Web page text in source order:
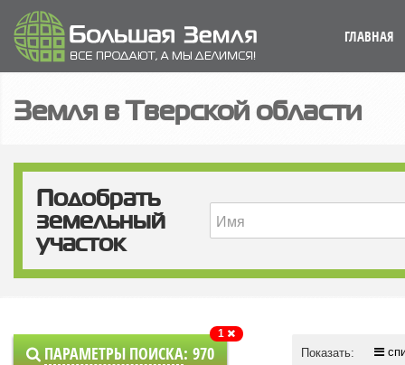
ГЛАВНАЯ
Земля в Тверской области
Подобрать
земельный
участок
ПАРАМЕТРЫ ПОИСКА: 970
1
Показать: